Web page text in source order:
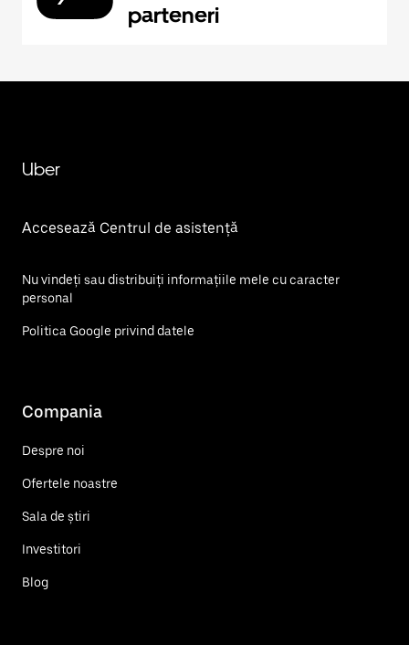
parteneri
Uber
Accesează Centrul de asistență
Nu vindeți sau distribuiți informațiile mele cu caracter
personal
Politica Google privind datele
Compania
Despre noi
Ofertele noastre
Sala de știri
Investitori
Blog